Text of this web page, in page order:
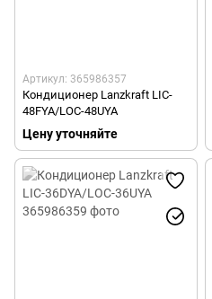
Артикул: 365986357
Кондиционер Lanzkraft LIC-
48FYA/LOC-48UYA
Цену уточняйте